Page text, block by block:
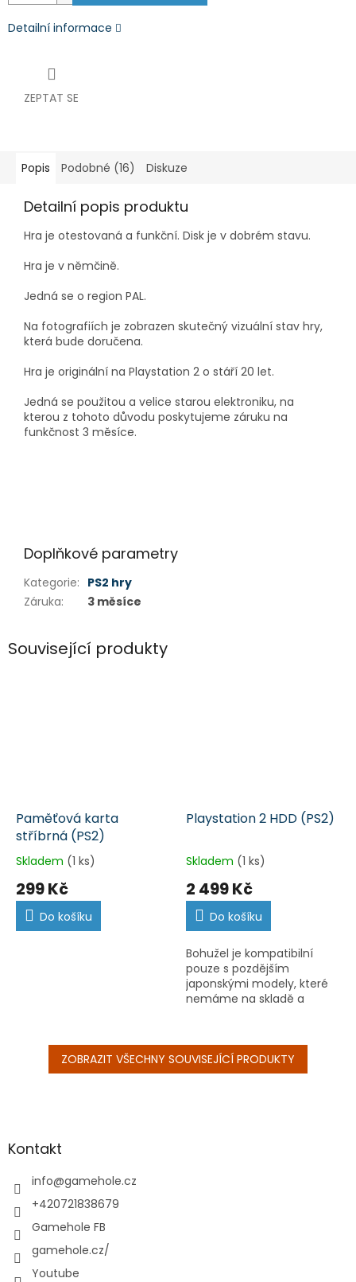
Detailní informace
ZEPTAT SE
Popis Podobné (16) Diskuze
Detailní popis produktu
Hra je otestovaná a funkční. Disk je v dobrém stavu.
Hra je v němčině.
Jedná se o region PAL.
Na fotografiích je zobrazen skutečný vizuální stav hry,
která bude doručena.
Hra je originální na Playstation 2 o stáří 20 let.
Jedná se použitou a velice starou elektroniku, na
kterou z tohoto důvodu poskytujeme záruku na
funkčnost 3 měsíce.
Doplňkové parametry
Kategorie: PS2 hry
Záruka: 3 měsíce
Související produkty
Paměťová karta
stříbrná (PS2)
Skladem (1 ks)
299 Kč
Do košíku
Playstation 2 HDD (PS2)
Skladem (1 ks)
2 499 Kč
Do košíku
Bohužel je kompatibilní
pouze s pozdějším
japonskými modely, které
nemáme na skladě a
adaptéru.
ZOBRAZIT VŠECHNY SOUVISEJÍCÍ PRODUKTY
aKontakt
info@gamehole.cz
+420721838679
Gamehole FB
gamehole.cz/
Youtube